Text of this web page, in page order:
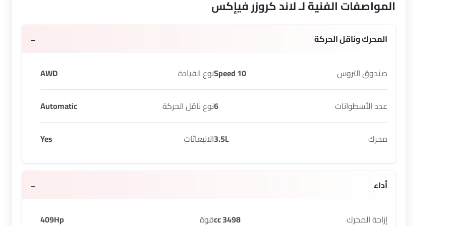
المواصفات الفنية لـ لاند كروزر فيإكس
المحرك وناقل الحركة
صندوق التروس 10 Speed نوع القيادة AWD
عدد الأسطوانات 6نوع ناقل الحركة Automatic
محرك 3.5Lالانبعاثات Yes
أداء
إزاحة المحرك 3498 cc قوة 409Hp